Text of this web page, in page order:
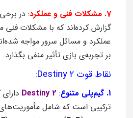
7. مشکلات فنی و عملکرد
: در برخی
گزارش کرده‌اند که با مشکلات فنی
عملکرد و مسائل سرور مواجه
بر تجربه‌ی بازی تأثیر منفی بگذارد.
نقاط قوت Destiny 2:
1. گیم‌پلی متنوع :
Destiny 2
ترکیبی است که شامل